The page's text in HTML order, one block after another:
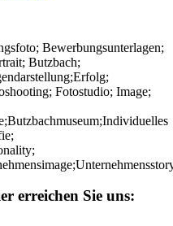
Bewerbungsunterlagen;
Butzbach;
Fotostudio; Image;
erreichen Sie uns: